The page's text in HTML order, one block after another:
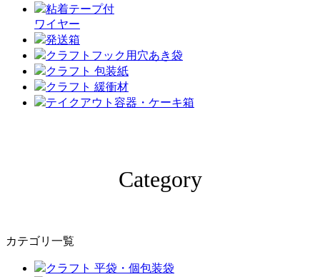
粘着テープ付
ワイヤー
発送箱
クラフトフック用穴あき袋
クラフト 包装紙
クラフト 緩衝材
テイクアウト容器・ケーキ箱
Category
カテゴリ一覧
クラフト 平袋・個包装袋